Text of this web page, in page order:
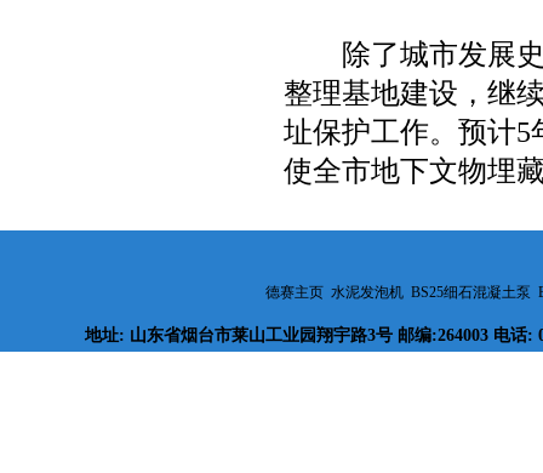
除了城市发展史
整理基地建设，继
址保护工作。预计
使全市地下文物埋
德赛主页 水泥发泡机 BS25细石混凝土泵
地址: 山东省烟台市莱山工业园翔宇路3号 邮编:264003 电话